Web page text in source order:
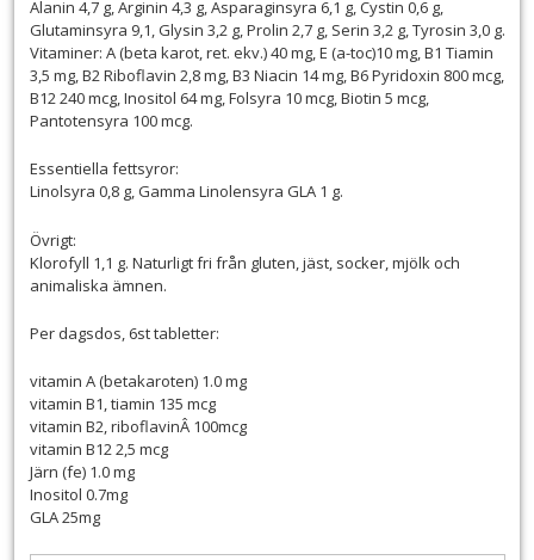
Alanin 4,7 g, Arginin 4,3 g, Asparaginsyra 6,1 g, Cystin 0,6 g,
Glutaminsyra 9,1, Glysin 3,2 g, Prolin 2,7 g, Serin 3,2 g, Tyrosin 3,0 g.
Vitaminer: A (beta karot, ret. ekv.) 40 mg, E (a-toc)10 mg, B1 Tiamin
3,5 mg, B2 Riboflavin 2,8 mg, B3 Niacin 14 mg, B6 Pyridoxin 800 mcg,
B12 240 mcg, Inositol 64 mg, Folsyra 10 mcg, Biotin 5 mcg,
Pantotensyra 100 mcg.
Essentiella fettsyror:
Linolsyra 0,8 g, Gamma Linolensyra GLA 1 g.
Övrigt:
Klorofyll 1,1 g. Naturligt fri från gluten, jäst, socker, mjölk och
animaliska ämnen.
Per dagsdos, 6st tabletter:
vitamin A (betakaroten) 1.0 mg
vitamin B1, tiamin 135 mcg
vitamin B2, riboflavinÂ 100mcg
vitamin B12 2,5 mcg
Järn (fe) 1.0 mg
Inositol 0.7mg
GLA 25mg